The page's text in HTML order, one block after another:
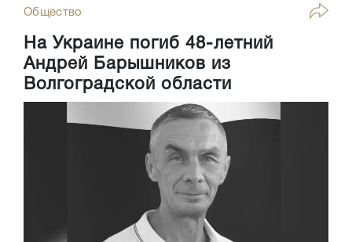
Общество
На Украине погиб 48-летний
Андрей Барышников из
Волгоградской области